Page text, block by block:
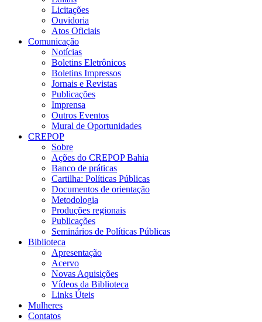
Licitações
Ouvidoria
Atos Oficiais
Comunicação
Notícias
Boletins Eletrônicos
Boletins Impressos
Jornais e Revistas
Publicações
Imprensa
Outros Eventos
Mural de Oportunidades
CREPOP
Sobre
Ações do CREPOP Bahia
Banco de práticas
Cartilha: Políticas Públicas
Documentos de orientação
Metodologia
Produções regionais
Publicações
Seminários de Políticas Públicas
Biblioteca
Apresentação
Acervo
Novas Aquisições
Vídeos da Biblioteca
Links Úteis
Mulheres
Contatos